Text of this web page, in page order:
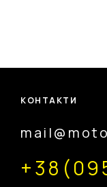
КОНТАКТИ